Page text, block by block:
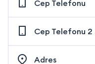
Cep Telefonu
Cep Telefonu 2
Adres